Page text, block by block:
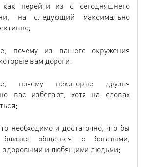
перейти из с сегодняшнего
на следующий максимально
почему из вашего окружения
вам дороги;
почему некоторые друзья
вас избегают, хотя на словах
необходимо и достаточно, что бы
общаться с богатыми,
здоровыми и любящими людьми;